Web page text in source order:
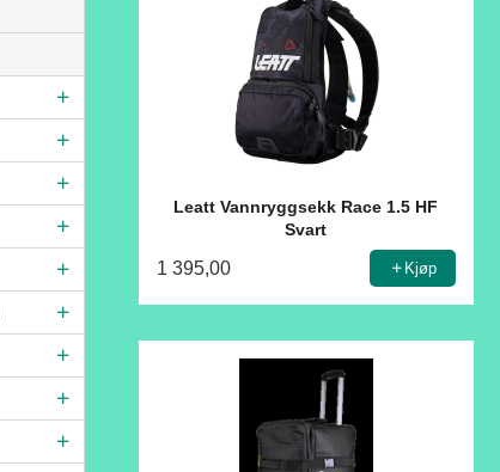
Leatt Vannryggsekk Race 1.5 HF
Svart
1 395,00 Kjøp